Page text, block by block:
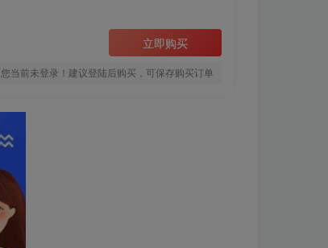
立即购买
您当前未登录！建议登陆后购买，可保存购买订单